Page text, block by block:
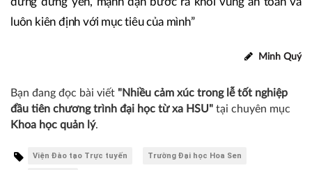
luôn kiên định với mục tiêu của mình”
Minh Quý
Bạn đang đọc bài viết "Nhiều cảm xúc trong lễ tốt nghiệp
đầu tiên chương trình đại học từ xa HSU" tại chuyên mục
Khoa học quản lý.
Viện Đào tạo Trực tuyến Trường Đại học Hoa Sen